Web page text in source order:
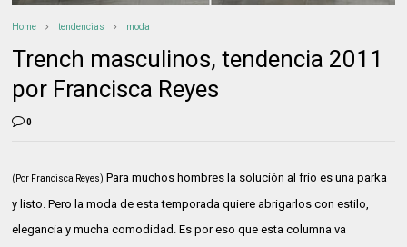
Home tendencias moda
Trench masculinos, tendencia 2011
por Francisca Reyes
0
(Por Francisca Reyes) Para muchos hombres la solución al frío es una parka
y listo. Pero la moda de esta temporada quiere abrigarlos con estilo,
elegancia y mucha comodidad. Es por eso que esta columna va